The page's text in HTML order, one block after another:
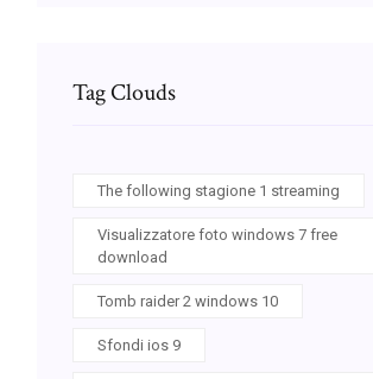
Tag Clouds
The following stagione 1 streaming
Visualizzatore foto windows 7 free
download
Tomb raider 2 windows 10
Sfondi ios 9